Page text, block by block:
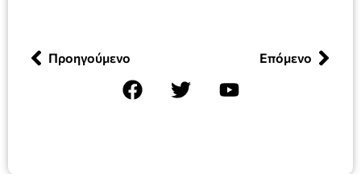
Προηγούμενο Επόμενο